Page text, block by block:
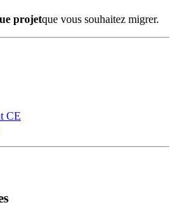
projetque vous souhaitez migrer.
CE